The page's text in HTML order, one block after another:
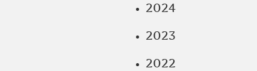
2024
2023
2022